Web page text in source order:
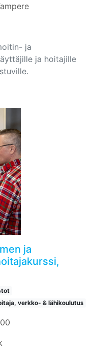
ja
ja hoitajille
ja
verkko- & lähikoulutus